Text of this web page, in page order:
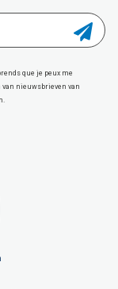
que je peux me
nieuwsbrieven van